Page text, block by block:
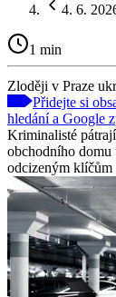
4. 6.
1 min
Zloději v Praze
Přidejte si
hledání a Google
Kriminalisté
obchodního
odcizeným